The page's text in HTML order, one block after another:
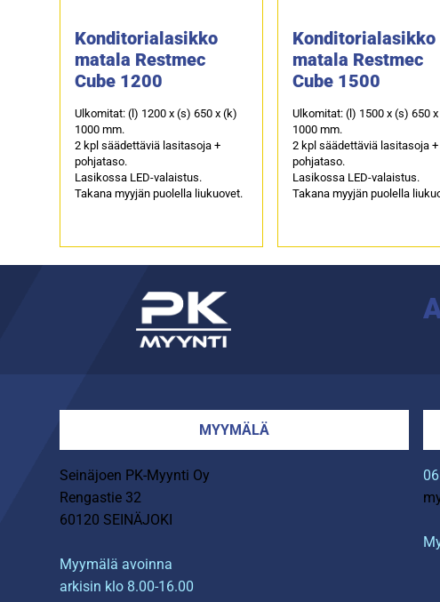
Konditorialasikko
matala Restmec
Cube 1200
Ulkomitat: (l) 1200 x (s) 650 x (k)
1000 mm.
2 kpl säädettäviä lasitasoja +
pohjataso.
Lasikossa LED-valaistus.
Takana myyjän puolella liukuovet.
Konditorialasikko
matala Restmec
Cube 1500
Ulkomitat: (l) 1500 x (s) 650
1000 mm.
2 kpl säädettäviä lasitasoja +
pohjataso.
Lasikossa LED-valaistus.
Takana myyjän puolella
MYYMÄLÄ
Seinäjoen PK-Myynti Oy
Rengastie 32
60120 SEINÄJOKI
Myymälä avoinna
arkisin klo 8.00-16.00